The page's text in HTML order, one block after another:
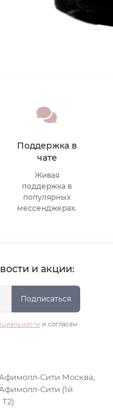
Поддержка в
чате
Живая
поддержка в
популярных
мессенджерах.
и акции:
Подписаться
и согласен
Сити Москва,
Сити (1й